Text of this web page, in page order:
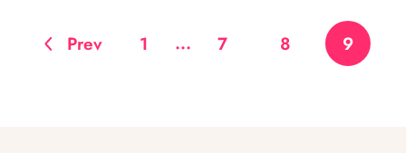
Prev 1 ... 7 8 9